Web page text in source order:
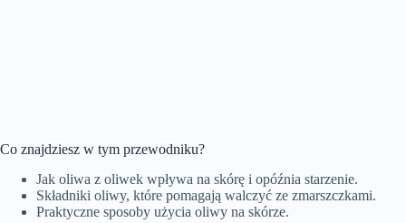
Co znajdziesz w tym przewodniku?
Jak oliwa z oliwek wpływa na skórę i opóźnia starzenie.
Składniki oliwy, które pomagają walczyć ze zmarszczkami.
Praktyczne sposoby użycia oliwy na skórze.